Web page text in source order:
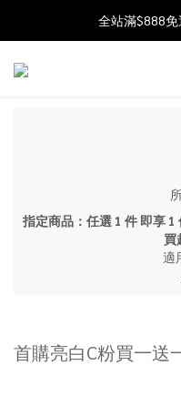
加入會員送$100
全站滿$888
父親節獻禮 8/1-8/12 滿
指定商品：任選 1 件 即享 1
買
適
首購亮白C粉買一送